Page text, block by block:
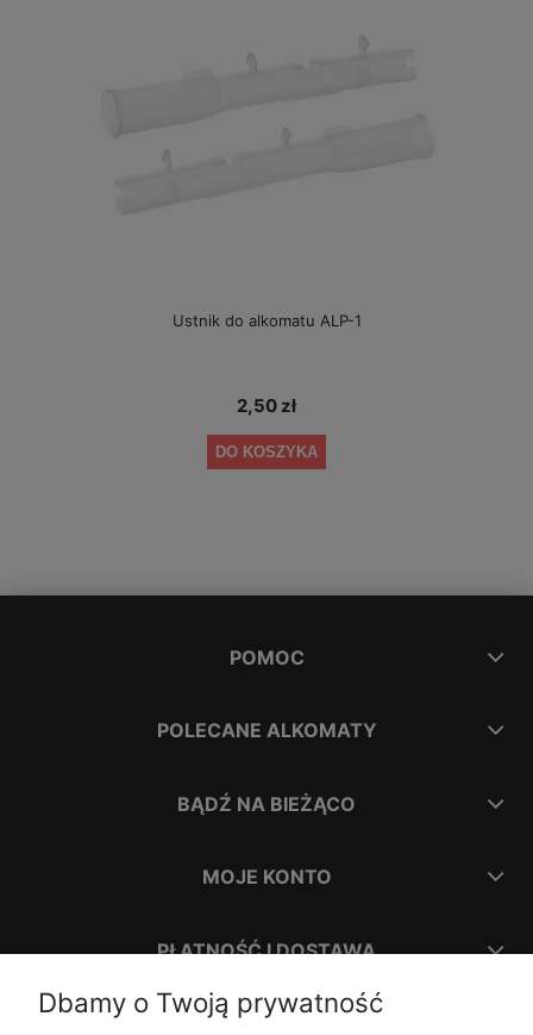
Ustnik do alkomatu ALP-1
2,50 zł
DO KOSZYKA
POMOC
POLECANE ALKOMATY
BĄDŹ NA BIEŻĄCO
MOJE KONTO
PŁATNOŚĆ I DOSTAWA
INFORMACJE
Dbamy o Twoją prywatność